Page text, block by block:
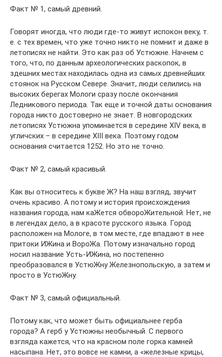
Факт № 1, самый древний.
Говорят иногда, что люди где-то живут испокон веку, т.
е. с тех времен, что уже точно никто не помнит и даже в
летописях не найти. Это как раз об Устюжне. Начнем с
того, что, по данным археологических раскопок, в
здешних местах находилась одна из самых древнейших
стоянок на Русском Севере. Значит, люди селились на
высоких берегах Мологи сразу после окончания
Ледникового периода. Так еще и точной даты основания
города никто достоверно не знает. В новгородских
летописях Устюжна упоминается в середине XIV века, в
угличских – в середине XIII века. Поэтому годом
основания считается 1252. Но это не точно.
Факт № 2, самый красивый.
Как вы относитесь к букве Ж? На наш взгляд, звучит
очень красиво. А потому и история происхождения
названия города, нам каЖется обвороЖительной. Нет, не
в легендах дело, а в красоте русского языка. Город
расположен на Мологе, в том месте, где впадают в нее
притоки ИЖина и ВороЖа. Потому изначально город
носил название Усть-ИЖина, но постепенно
преобразовался в УстюЖну Железнопольскую, а затем и
просто в УстюЖну.
Факт № 3, самый официальный.
Потому как, что может быть официальнее герба
города? А герб у Устюжны необычный. С первого
взгляда кажется, что на красном поле горка камней
насыпана. Нет, это вовсе не камни, а «железные крицы,